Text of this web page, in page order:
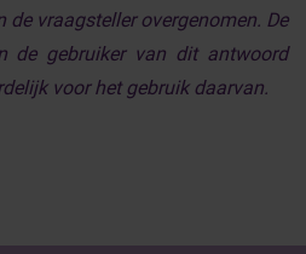
de vraagsteller overgenomen. De
de gebruiker van dit antwoord
voor het gebruik daarvan.